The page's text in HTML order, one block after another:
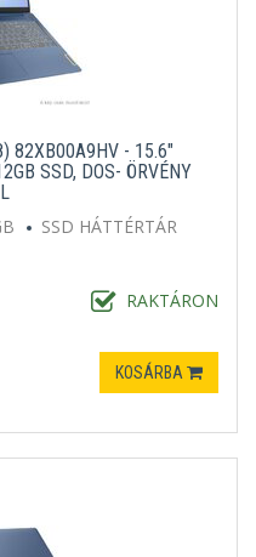
82XB00A9HV - 15.6"
SSD, DOS- ÖRVÉNY
SSD HÁTTÉRTÁR
RAKTÁRON
KOSÁRBA